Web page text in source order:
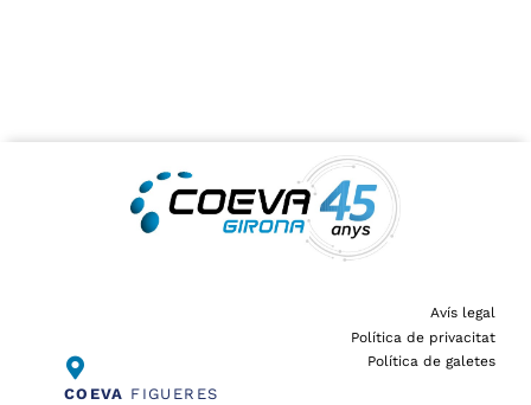
Avís legal
Política de privacitat
Política de galetes
COEVA FIGUERES